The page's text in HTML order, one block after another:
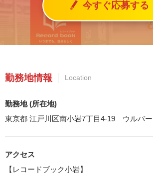
今すぐ応募する
勤務地情報 Location
勤務地 (所在地)
東京都 江戸川区南小岩7丁目4-19 ウルバ
アクセス
【レコードブック小岩】